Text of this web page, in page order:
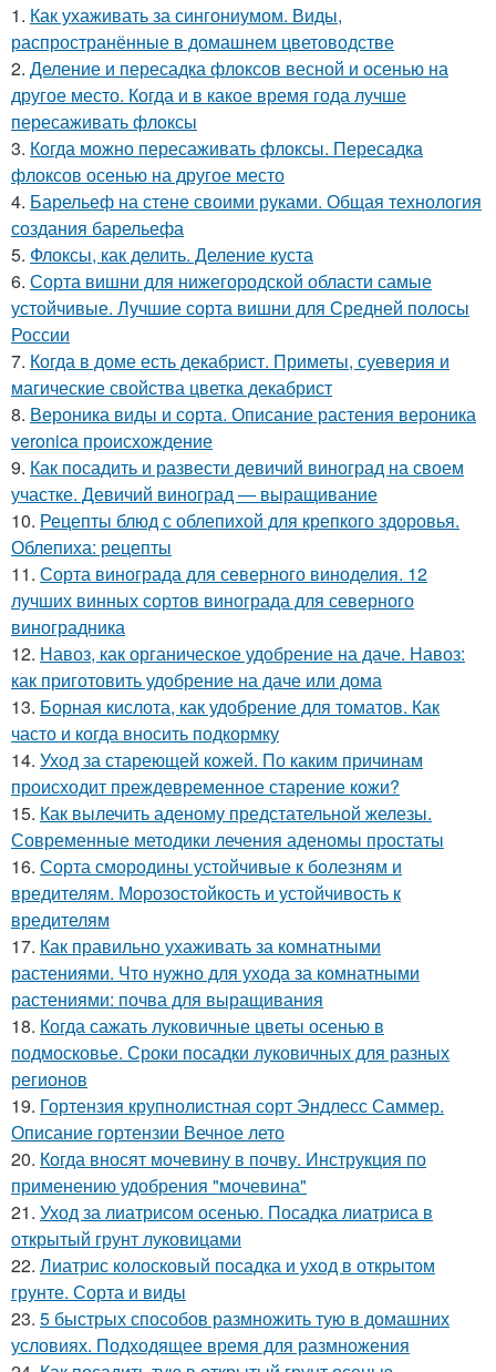
1. Как ухаживать за сингониумом. Виды,
распространённые в домашнем цветоводстве
2. Деление и пересадка флоксов весной и осенью на
другое место. Когда и в какое время года лучше
пересаживать флоксы
3. Когда можно пересаживать флоксы. Пересадка
флоксов осенью на другое место
4. Барельеф на стене своими руками. Общая технология
создания барельефа
5. Флоксы, как делить. Деление куста
6. Сорта вишни для нижегородской области самые
устойчивые. Лучшие сорта вишни для Средней полосы
России
7. Когда в доме есть декабрист. Приметы, суеверия и
магические свойства цветка декабрист
8. Вероника виды и сорта. Описание растения вероника
veronica происхождение
9. Как посадить и развести девичий виноград на своем
участке. Девичий виноград — выращивание
10. Рецепты блюд с облепихой для крепкого здоровья.
Облепиха: рецепты
11. Сорта винограда для северного виноделия. 12
лучших винных сортов винограда для северного
виноградника
12. Навоз, как органическое удобрение на даче. Навоз:
как приготовить удобрение на даче или дома
13. Борная кислота, как удобрение для томатов. Как
часто и когда вносить подкормку
14. Уход за стареющей кожей. По каким причинам
происходит преждевременное старение кожи?
15. Как вылечить аденому предстательной железы.
Современные методики лечения аденомы простаты
16. Сорта смородины устойчивые к болезням и
вредителям. Морозостойкость и устойчивость к
вредителям
17. Как правильно ухаживать за комнатными
растениями. Что нужно для ухода за комнатными
растениями: почва для выращивания
18. Когда сажать луковичные цветы осенью в
подмосковье. Сроки посадки луковичных для разных
регионов
19. Гортензия крупнолистная сорт Эндлесс Саммер.
Описание гортензии Вечное лето
20. Когда вносят мочевину в почву. Инструкция по
применению удобрения "мочевина"
21. Уход за лиатрисом осенью. Посадка лиатриса в
открытый грунт луковицами
22. Лиатрис колосковый посадка и уход в открытом
грунте. Сорта и виды
23. 5 быстрых способов размножить тую в домашних
условиях. Подходящее время для размножения